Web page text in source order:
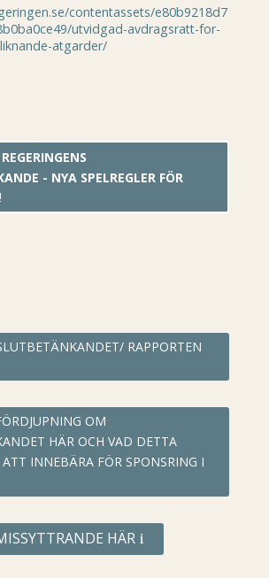
contentassets/e80b9218d7
utvidgad-avdragsratt-for-
atgarder/
- NYA SPELREGLER FÖR
RAPPORTEN
OM
HÄR OCH VAD DETTA
INNEBÄRA FÖR SPONSRING I
HÄR